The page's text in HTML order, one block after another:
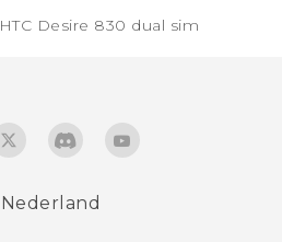
HTC Desire 830 dual sim‎
Nederland